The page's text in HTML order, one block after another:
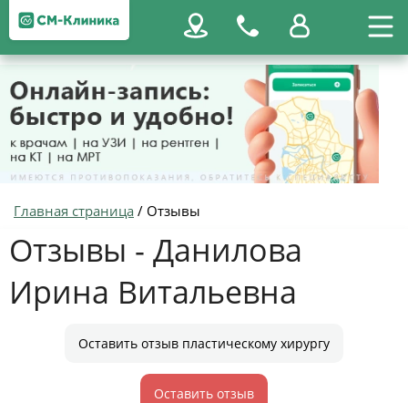
Главная страница / Отзывы
Отзывы - Данилова
Ирина Витальевна
Оставить отзыв пластическому хирургу
Оставить отзыв